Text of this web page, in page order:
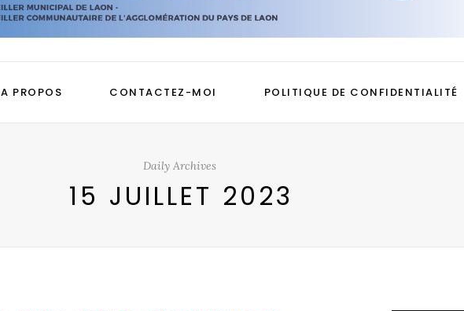
A PROPOS CONTACTEZ-MOI POLITIQUE DE CONFIDENTIALITÉ
Daily Archives
15 JUILLET 2023